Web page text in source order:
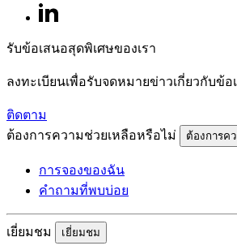
รับข้อเสนอสุดพิเศษของเรา
ลงทะเบียนเพื่อรับจดหมายข่าวเกี่ยวกับข้อ
ติดตาม
ต้องการความช่วยเหลือหรือไม่
ต้องการค
การจองของฉัน
คำถามที่พบบ่อย
เยี่ยมชม เยี่ยมชม